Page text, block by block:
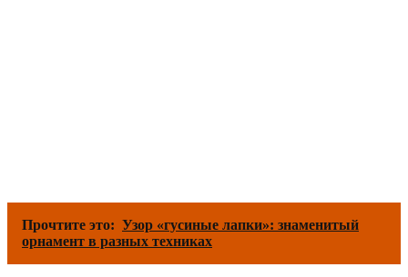
Прочтите это: Узор «гусиные лапки»: знаменитый
орнамент в разных техниках